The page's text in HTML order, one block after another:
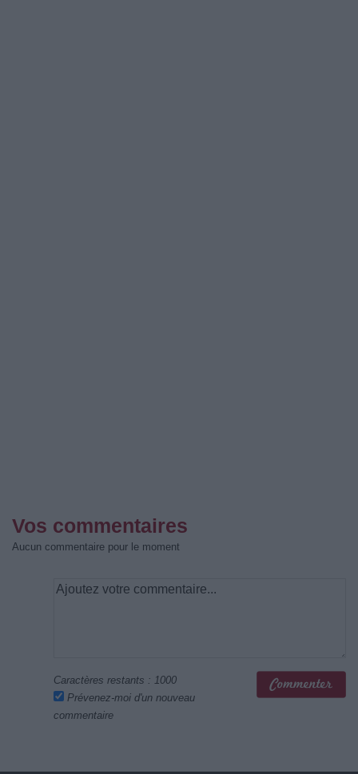
Vos commentaires
Aucun commentaire pour le moment
Caractères restants : 1000
Prévenez-moi d'un nouveau
commentaire